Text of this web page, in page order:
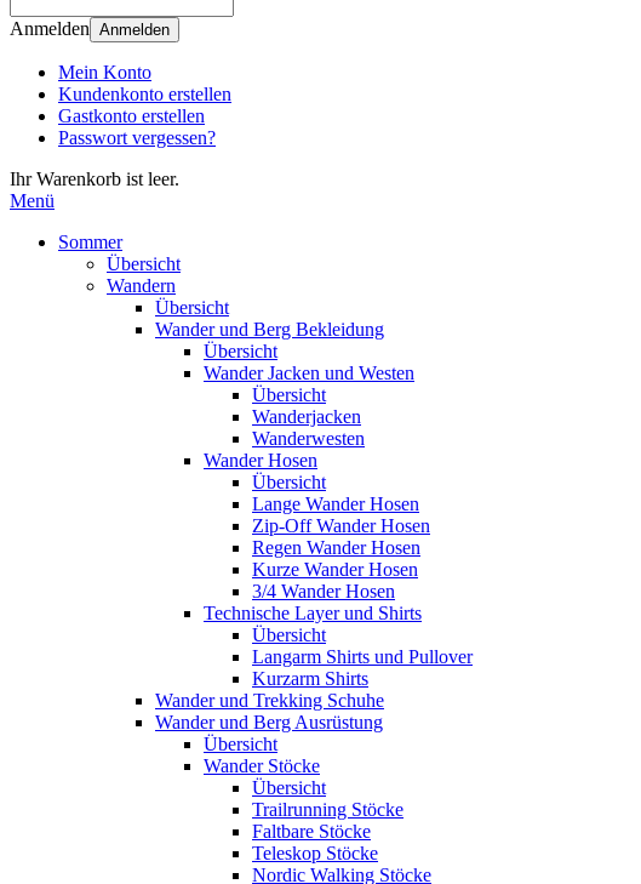
können
Touch-
und
Streichgesten
verwenden.
Anmelden Anmelden
Mein Konto
Kundenkonto erstellen
Gastkonto erstellen
Passwort vergessen?
Ihr Warenkorb ist leer.
Menü
Sommer
Übersicht
Wandern
Übersicht
Wander und Berg Bekleidung
Übersicht
Wander Jacken und Westen
Übersicht
Wanderjacken
Wanderwesten
Wander Hosen
Übersicht
Lange Wander Hosen
Zip-Off Wander Hosen
Regen Wander Hosen
Kurze Wander Hosen
3/4 Wander Hosen
Technische Layer und Shirts
Übersicht
Langarm Shirts und Pullover
Kurzarm Shirts
Wander und Trekking Schuhe
Wander und Berg Ausrüstung
Übersicht
Wander Stöcke
Übersicht
Trailrunning Stöcke
Faltbare Stöcke
Teleskop Stöcke
Nordic Walking Stöcke